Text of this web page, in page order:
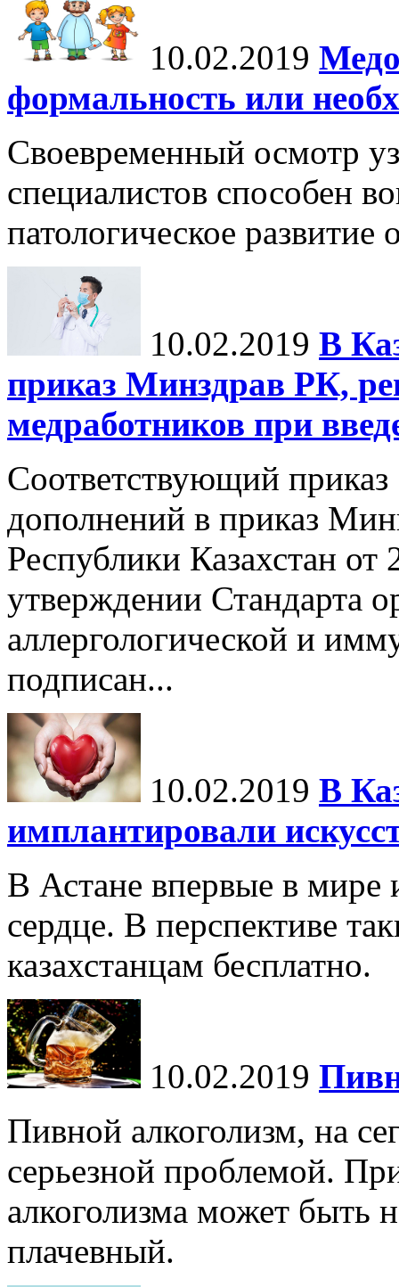
10.02.2019
формальность или
Своевременный осмотр
специалистов способен
патологическое развитие
10.02.2019 В
приказ Минздрав РК,
медработников при
Соответствующий
дополнений в приказ
Республики Казахстан
утверждении Стандарта
аллергологической и
подписан...
10.02.2019 В
имплантировали
В Астане впервые в мире
сердце. В перспективе
казахстанцам бесплатно.
10.02.2019
Пивной алкоголизм, на
серьезной проблемой.
алкоголизма может быть
плачевный.